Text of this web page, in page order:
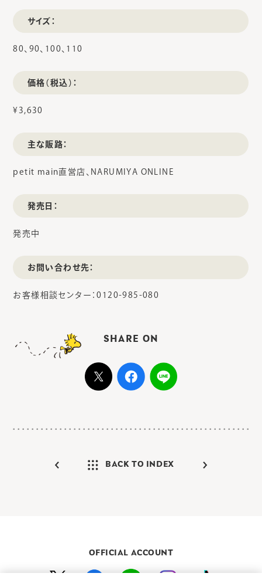
サイズ：
80、90、100、110
価格（税込）：
¥3,630
主な販路：
petit main直営店、NARUMIYA ONLINE
発売日：
発売中
お問い合わせ先：
お客様相談センター：0120-985-080
SHARE ON
BACK TO INDEX
OFFICIAL ACCOUNT